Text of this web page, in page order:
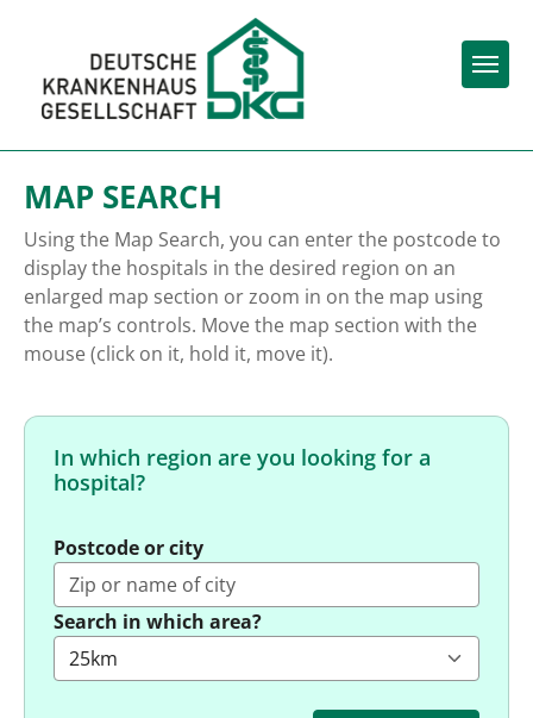
MAP SEARCH
Using the Map Search, you can enter the postcode to
display the hospitals in the desired region on an
enlarged map section or zoom in on the map using
the map’s controls. Move the map section with the
mouse (click on it, hold it, move it).
In which region are you looking for a
hospital?
Postcode or city
Search in which area?